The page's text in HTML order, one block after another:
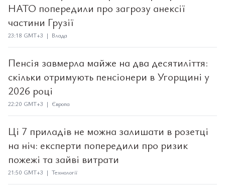
НАТО попередили про загрозу анексії
частини Грузії
23:18 GMT+3 | Влада
Пенсія завмерла майже на два десятиліття:
скільки отримують пенсіонери в Угорщині у
2026 році
22:20 GMT+3 | Європа
Ці 7 приладів не можна залишати в розетці
на ніч: експерти попередили про ризик
пожежі та зайві витрати
21:50 GMT+3 | Технології